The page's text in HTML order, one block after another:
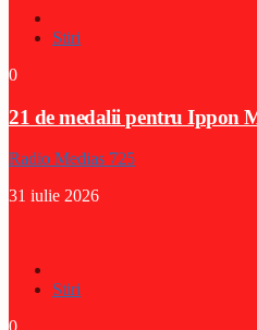
Stiri
0
21 de medalii pentru Ippon
Radio Medias 725
31 iulie 2026
Stiri